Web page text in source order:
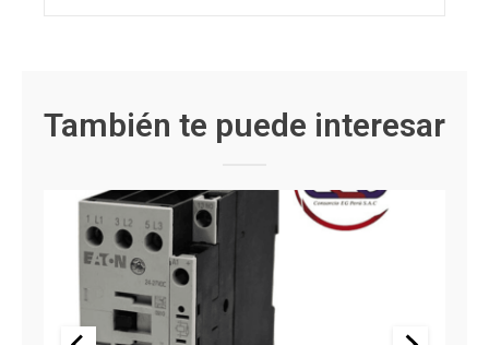
También te puede interesar